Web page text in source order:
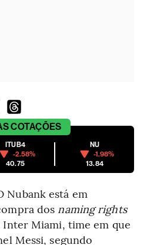
COTAÇÕES
ITUB4
-2.58%
40.75
NU
-1.98%
13.84
Nubank está em
dos naming rights
Miami, time em que
Messi, segundo